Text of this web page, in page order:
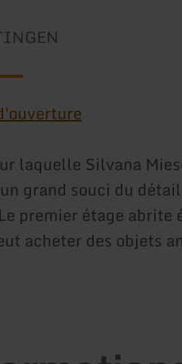
laquelle Silvana
grand souci du
premier étage abrite
acheter des objets